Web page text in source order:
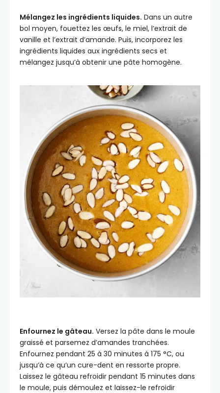
Mélangez les ingrédients liquides. Dans un autre
bol moyen, fouettez les œufs, le miel, l’extrait de
vanille et l’extrait d’amande. Puis, incorporez les
ingrédients liquides aux ingrédients secs et
mélangez jusqu’à obtenir une pâte homogène.
Enfournez le gâteau. Versez la pâte dans le moule
graissé et parsemez d’amandes tranchées.
Enfournez pendant 25 à 30 minutes à 175 °C, ou
jusqu’à ce qu’un cure-dent en ressorte propre.
Laissez le gâteau refroidir pendant 15 minutes dans
le moule, puis démoulez et laissez-le refroidir